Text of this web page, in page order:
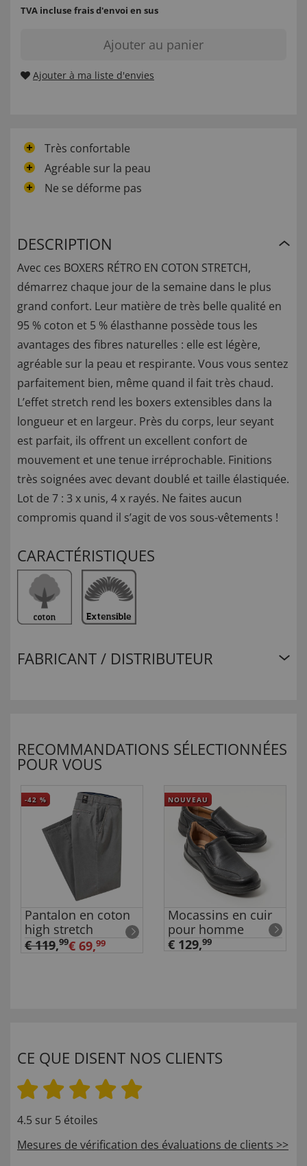
TVA incluse frais d'envoi en sus
Ajouter au panier
Ajouter à ma liste d'envies
Très confortable
Agréable sur la peau
Ne se déforme pas
DESCRIPTION
Avec ces BOXERS RÉTRO EN COTON STRETCH,
démarrez chaque jour de la semaine dans le plus
grand confort. Leur matière de très belle qualité en
95 % coton et 5 % élasthanne possède tous les
avantages des fibres naturelles : elle est légère,
agréable sur la peau et respirante. Vous vous sentez
parfaitement bien, même quand il fait très chaud.
L’effet stretch rend les boxers extensibles dans la
longueur et en largeur. Près du corps, leur seyant
est parfait, ils offrent un excellent confort de
mouvement et une tenue irréprochable. Finitions
très soignées avec devant doublé et taille élastiquée.
Lot de 7 : 3 x unis, 4 x rayés. Ne faites aucun
compromis quand il s’agit de vos sous-vêtements !
CARACTÉRISTIQUES
FABRICANT / DISTRIBUTEUR
RECOMMANDATIONS SÉLECTIONNÉES
POUR VOUS
-42 %
Pantalon en coton
high stretch
€ 119,99€ 69,99
NOUVEAU
Mocassins en cuir
pour homme
€ 129,99
CE QUE DISENT NOS CLIENTS
4.5 sur 5 étoiles
Mesures de vérification des évaluations de clients >>